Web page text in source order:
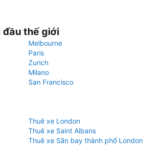
đầu thế giới
Melbourne
Paris
Zurich
Milano
San Francisco
Thuê xe London
Thuê xe Saint Albans
Thuê xe Sân bay thành phố London